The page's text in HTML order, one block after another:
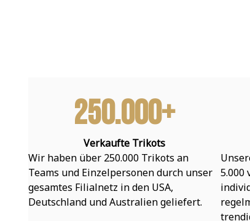
250.000+
Verkaufte Trikots
Wir haben über 250.000 Trikots an
Teams und Einzelpersonen durch unser
gesamtes Filialnetz in den USA,
Deutschland und Australien geliefert.
5.000